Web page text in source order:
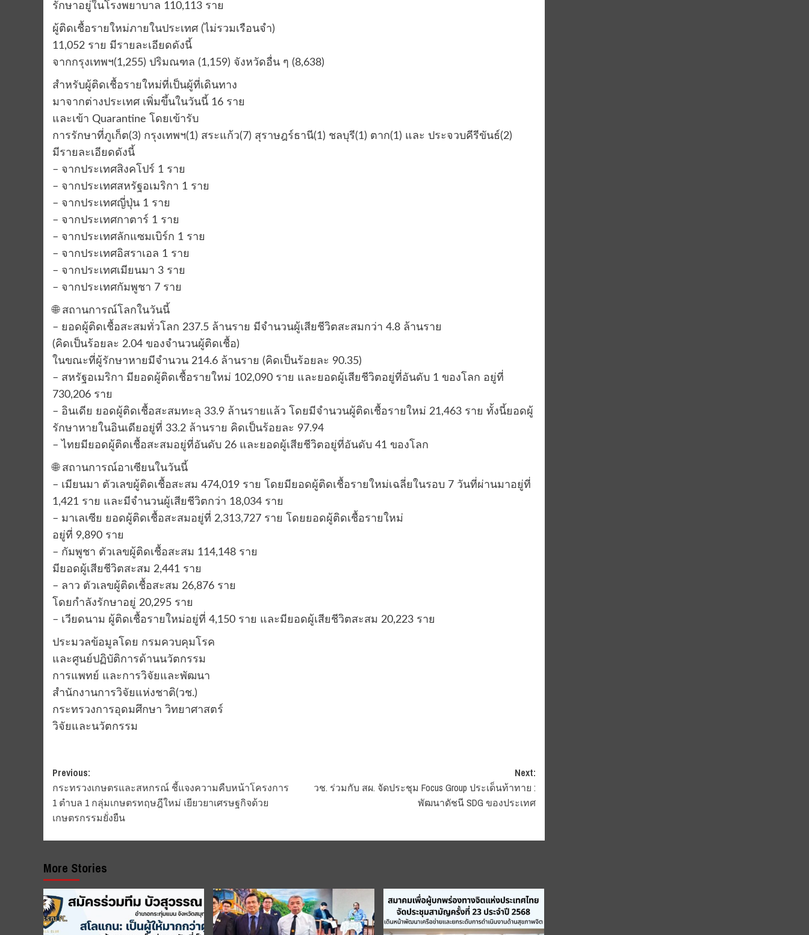
รักษาอยู่ในโรงพยาบาล 110,113 ราย
ผู้ติดเชื้อรายใหม่ภายในประเทศ (ไม่รวมเรือนจำ)
11,052 ราย มีรายละเอียดดังนี้
จากกรุงเทพฯ(1,255) ปริมณฑล (1,159) จังหวัดอื่น ๆ (8,638)
สำหรับผู้ติดเชื้อรายใหม่ที่เป็นผู้ที่เดินทาง
มาจากต่างประเทศ เพิ่มขึ้นในวันนี้ 16 ราย
และเข้า Quarantine โดยเข้ารับ
การรักษาที่ภูเก็ต(3) กรุงเทพฯ(1) สระแก้ว(7) สุราษฎร์ธานี(1) ชลบุรี(1) ตาก(1) และ ประจวบคีรีขันธ์(2)
มีรายละเอียดดังนี้
– จากประเทศสิงคโปร์ 1 ราย
– จากประเทศสหรัฐอเมริกา 1 ราย
– จากประเทศญี่ปุ่น 1 ราย
– จากประเทศกาตาร์ 1 ราย
– จากประเทศลักแซมเบิร์ก 1 ราย
– จากประเทศอิสราเอล 1 ราย
– จากประเทศเมียนมา 3 ราย
– จากประเทศกัมพูชา 7 ราย
🌐 สถานการณ์โลกในวันนี้
– ยอดผู้ติดเชื้อสะสมทั่วโลก 237.5 ล้านราย มีจำนวนผู้เสียชีวิตสะสมกว่า 4.8 ล้านราย
(คิดเป็นร้อยละ 2.04 ของจำนวนผู้ติดเชื้อ)
ในขณะที่ผู้รักษาหายมีจำนวน 214.6 ล้านราย (คิดเป็นร้อยละ 90.35)
– สหรัฐอเมริกา มียอดผู้ติดเชื้อรายใหม่ 102,090 ราย และยอดผู้เสียชีวิตอยู่ที่อันดับ 1 ของโลก อยู่ที่
730,206 ราย
– อินเดีย ยอดผู้ติดเชื้อสะสมทะลุ 33.9 ล้านรายแล้ว โดยมีจำนวนผู้ติดเชื้อรายใหม่ 21,463 ราย ทั้งนี้ยอดผู้
รักษาหายในอินเดียอยู่ที่ 33.2 ล้านราย คิดเป็นร้อยละ 97.94
– ไทยมียอดผู้ติดเชื้อสะสมอยู่ที่อันดับ 26 และยอดผู้เสียชีวิตอยู่ที่อันดับ 41 ของโลก
🌐 สถานการณ์อาเซียนในวันนี้
– เมียนมา ตัวเลขผู้ติดเชื้อสะสม 474,019 ราย โดยมียอดผู้ติดเชื้อรายใหม่เฉลี่ยในรอบ 7 วันที่ผ่านมาอยู่ที่
1,421 ราย และมีจำนวนผู้เสียชีวิตกว่า 18,034 ราย
– มาเลเซีย ยอดผู้ติดเชื้อสะสมอยู่ที่ 2,313,727 ราย โดยยอดผู้ติดเชื้อรายใหม่
อยู่ที่ 9,890 ราย
– กัมพูชา ตัวเลขผู้ติดเชื้อสะสม 114,148 ราย
มียอดผู้เสียชีวิตสะสม 2,441 ราย
– ลาว ตัวเลขผู้ติดเชื้อสะสม 26,876 ราย
โดยกำลังรักษาอยู่ 20,295 ราย
– เวียดนาม ผู้ติดเชื้อรายใหม่อยู่ที่ 4,150 ราย และมียอดผู้เสียชีวิตสะสม 20,223 ราย
ประมวลข้อมูลโดย กรมควบคุมโรค
และศูนย์ปฏิบัติการด้านนวัตกรรม
การแพทย์ และการวิจัยและพัฒนา
สำนักงานการวิจัยแห่งชาติ(วช.)
กระทรวงการอุดมศึกษา วิทยาศาสตร์
วิจัยและนวัตกรรม
Post
navigation
Previous:
กระทรวงเกษตรและสหกรณ์ ชี้แจงความคืบหน้าโครงการ
1 ตำบล 1 กลุ่มเกษตรทฤษฎีใหม่ เยียวยาเศรษฐกิจด้วย
เกษตรกรรมยั่งยืน
Next:
​วช. ร่วมกับ สผ. จัดประชุม Focus Group ประเด็นท้าทาย :
พัฒนาดัชนี SDG ของประเทศ
More Stories